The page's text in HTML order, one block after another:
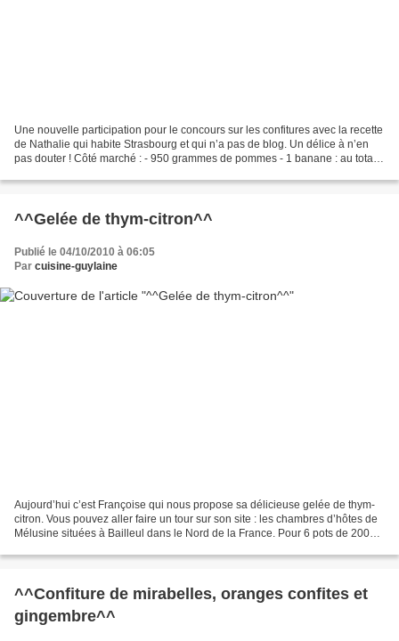
Une nouvelle participation pour le concours sur les confitures avec la recette
de Nathalie qui habite Strasbourg et qui n’a pas de blog. Un délice à n’en
pas douter ! Côté marché : - 950 grammes de pommes - 1 banane : au total
^^Gelée de thym-citron^^
Publié le 04/10/2010 à 06:05
Par cuisine-guylaine
Aujourd’hui c’est Françoise qui nous propose sa délicieuse gelée de thym-
citron. Vous pouvez aller faire un tour sur son site : les chambres d’hôtes de
Mélusine situées à Bailleul dans le Nord de la France. Pour 6 pots de 200g
^^Confiture de mirabelles, oranges confites et
gingembre^^